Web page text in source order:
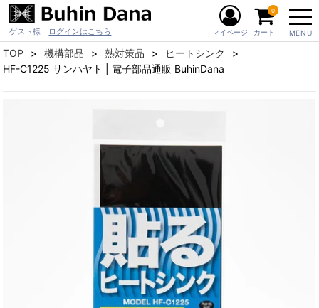
ゲスト様 ログインはこちら MENU
マイページ カート
0
TOP 機構部品 熱対策品
ヒートシンク
HF-C1225 サンハヤト | 電子部品通販 BuhinDana